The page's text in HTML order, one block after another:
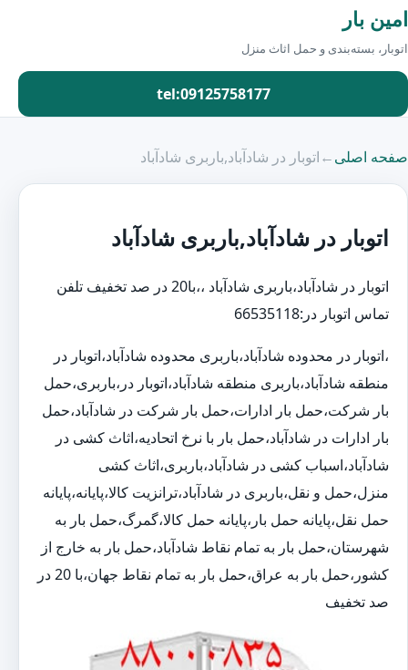
امین بار
اتوبار، بسته‌بندی و حمل اثاث منزل
tel:09125758177
صفحه اصلی←اتوبار در شادآباد,باربری شادآباد
اتوبار در شادآباد,باربری شادآباد
اتوبار در شادآباد،باربری شادآباد ،،با20 در صد تخفیف تلفن
تماس اتوبار در:66535118
،اتوبار در محدوده شادآباد،باربری محدوده شادآباد،اتوبار در
منطقه شادآباد،باربری منطقه شادآباد،اتوبار در،باربری،حمل
بار شرکت،حمل بار ادارات،حمل بار شرکت در شادآباد،حمل
بار ادارات در شادآباد،حمل بار با نرخ اتحادیه،اثاث کشی در
شادآباد،اسباب کشی در شادآباد،باربری،اثاث کشی
منزل،حمل و نقل،باربری در شادآباد،ترانزیت کالا،پایانه،پایانه
حمل نقل،پایانه حمل بار،پایانه حمل کالا،گمرگ،حمل بار به
شهرستان،حمل بار به تمام نقاط شادآباد،حمل بار به خارج از
کشور،حمل بار به عراق،حمل بار به تمام نقاط جهان،با 20 در
صد تخفیف